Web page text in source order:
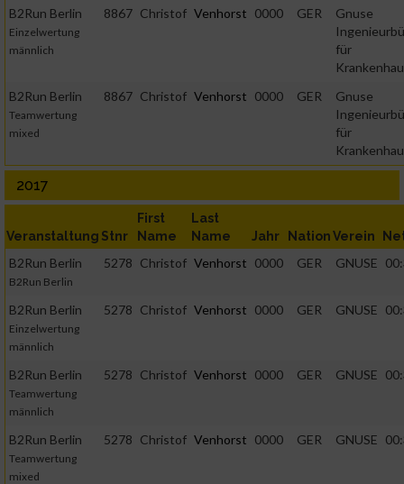
B2Run Berlin
Einzelwertung
männlich
8867 Christof Venhorst 0000 GER
Gnuse
für
B2Run Berlin
Teamwertung
mixed
8867 Christof Venhorst 0000 GER
Gnuse
für
2017
Veranstaltung Stnr
First
Name
Last
Name
Jahr NationVerein
B2Run Berlin
B2Run Berlin
5278 Christof Venhorst 0000 GER GNUSE
B2Run Berlin
Einzelwertung
männlich
5278 Christof Venhorst 0000 GER GNUSE
B2Run Berlin
Teamwertung
männlich
5278 Christof Venhorst 0000 GER GNUSE
B2Run Berlin
Teamwertung
mixed
5278 Christof Venhorst 0000 GER GNUSE